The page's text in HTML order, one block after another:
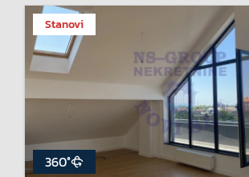
Stanovi
360°